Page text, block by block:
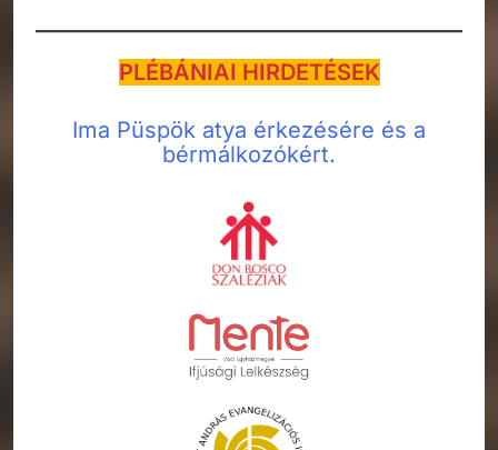
PLÉBÁNIAI HIRDETÉSEK
Ima Püspök atya érkezésére és a
bérmálkozókért.